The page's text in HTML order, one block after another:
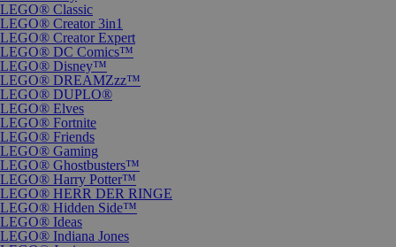
LEGO® Classic
LEGO® Creator 3in1
LEGO® Creator Expert
LEGO® DC Comics™
LEGO® Disney™
LEGO® DREAMZzz™
LEGO® DUPLO®
LEGO® Elves
LEGO® Fortnite
LEGO® Friends
LEGO® Gaming
LEGO® Ghostbusters™
LEGO® Harry Potter™
LEGO® HERR DER RINGE
LEGO® Hidden Side™
LEGO® Ideas
LEGO® Indiana Jones